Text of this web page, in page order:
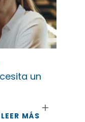
un
LEER MÁS